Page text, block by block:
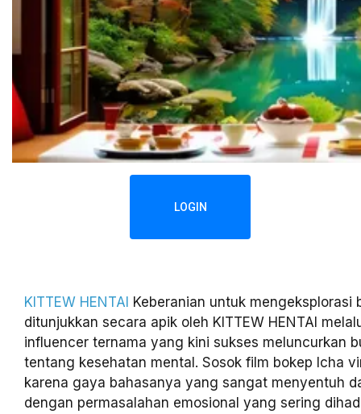
LOGIN
KITTEW HENTAI Keberanian untuk mengeksplorasi
ditunjukkan secara apik oleh KITTEW HENTAI
influencer ternama yang kini sukses meluncurkan
tentang kesehatan mental. Sosok film bokep Icha
karena gaya bahasanya yang sangat menyentuh
dengan permasalahan emosional yang sering